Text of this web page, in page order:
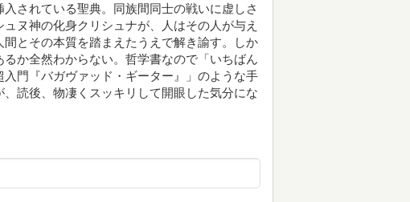
されている聖典。同族間同士の戦いに虚しさ
ヌ神の化身クリシュナが、人はその人が与え
とその本質を踏まえたうえで解き諭す。しか
か全然わからない。哲学書なので「いちばん
門『バガヴァッド・ギーター』」のような手
読後、物凄くスッキリして開眼した気分にな